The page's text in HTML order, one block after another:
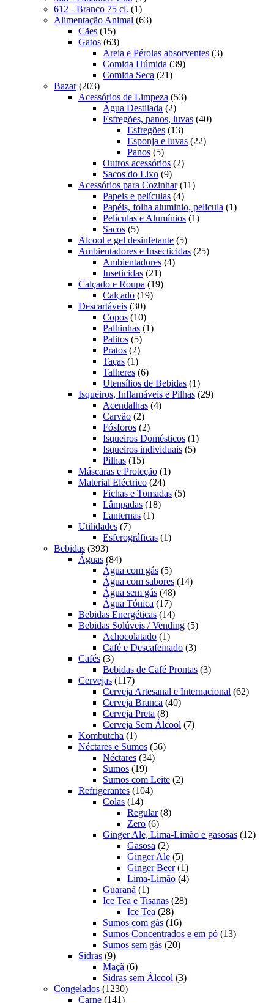
612 - Branco 75 cl. 11
produto
Alimentação Animal 6363
Cães 1515
produtos
Gatos 6363
produtos
Areia e Pérolas absorventes 33
Comida Húmida 3939
Comida Seca 2121
Bazar 203203
produtos
Acessórios de Limpeza 5353
Água Destilada 22
produtos
Esfregões, panos, luvas 4040
Esfregões 1313
produtos
Esponja e luvas 2222
Panos 55
produtos
Outros acessórios 22
Sacos do Lixo 99
produtos
Acessórios para Cozinhar 1111
Papeis e películas 44
produtos
Papéis, folha aluminio, pelicula 11
Películas e Alumínios 11
Sacos 55
produtos
Alcool e gel desinfetante 55
produtos
Ambientadores e Insecticidas 2525
Ambientadores 44
Inseticidas 2121
produtos
Calçado e Roupa 1919
Calçado 1919
Descartáveis 3030
produtos
Copos 1010
produtos
Palhinhas 11
Palitos 55
produtos
Pratos 22
produtos
Taças 11
produto
Talheres 66
produtos
Utensílios de Bebidas 11
produto
Isqueiros, Inflamáveis e Pilhas 2929
Acendalhas 44
Carvão 22
produtos
Fósforos 22
produtos
Isqueiros Domésticos 11
produto
Isqueiros individuais 55
Pilhas 1515
produtos
Máscaras e Proteção 11
Material Eléctrico 2424
produtos
Fichas e Tomadas 55
Lâmpadas 1818
Lanternas 11
Utilidades 77
produtos
Esferográficas 11
Bebidas 393393
produtos
Águas 8484
produtos
Água com gás 55
produtos
Água com sabores 1414
Água sem gás 4848
Água Tónica 1717
produtos
Bebidas Energéticas 1414
produtos
Bebidas Solúveis / Vending 55
Achocolatado 11
produto
Café e Descafeinado 33
Cafés 33
produtos
Bebidas de Café Prontas 33
Cervejas 117117
produtos
Cerveja Artesanal e Internacional 6262
Cerveja Branca 4040
Cerveja Preta 88
produtos
Cerveja Sem Álcool 77
Kombutcha 11
produto
Néctares e Sumos 5656
Néctares 3434
Sumos 1919
produtos
Sumos com Leite 22
Refrigerantes 104104
Colas 1414
produtos
Regular 88
Zero 66
produtos
Ginger Ale, Lima-Limão e gasosas 1212
Gasosa 22
produtos
Ginger Ale 55
produtos
Ginger Beer 11
produto
Lima-Limão 44
Guaraná 11
produto
Ice Tea e Tisanas 2828
Ice Tea 2828
produtos
Sumos com gás 1616
produtos
Sumos Concentrados e em pó 1313
Sumos sem gás 2020
Sidras 99
produtos
Maçã 66
produtos
Sidras sem Álcool 33
Congelados 12301230
produtos
Carne 141141